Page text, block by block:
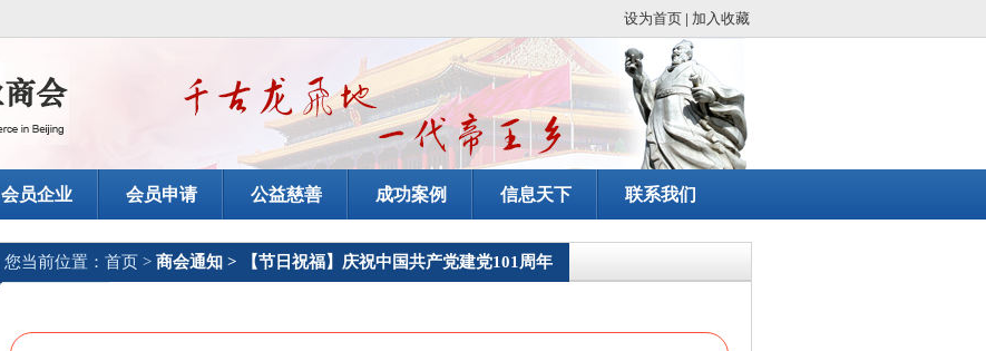
设为首页 | 加入收藏
会员企业 会员申请 公益慈善 成功案例 信息天下 联系我们
您当前位置： 首页 > 商会通知 > 【节日祝福】庆祝中国共产党建党101周年